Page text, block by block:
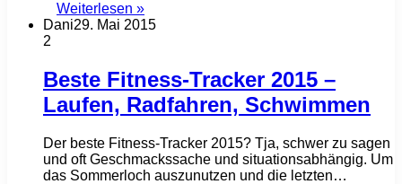
Weiterlesen »
Dani29. Mai 2015
2
Beste Fitness-Tracker 2015 –
Laufen, Radfahren, Schwimmen
Der beste Fitness-Tracker 2015? Tja, schwer zu sagen
und oft Geschmackssache und situationsabhängig. Um
das Sommerloch auszunutzen und die letzten…